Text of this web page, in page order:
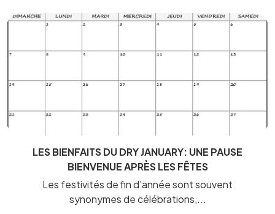
LES BIENFAITS DU DRY JANUARY: UNE PAUSE
BIENVENUE APRÈS LES FÊTES
Les festivités de fin d’année sont souvent
synonymes de célébrations,...